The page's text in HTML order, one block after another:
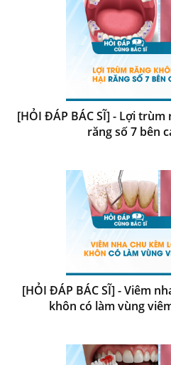
[HỎI ĐÁP BÁC SĨ] - Lợi
răng số 7 bên
[HỎI ĐÁP BÁC SĨ] - Viêm
khôn có làm vùng